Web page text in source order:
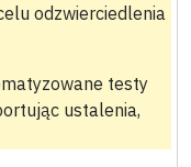
odzwierciedlenia
testy
ustalenia,